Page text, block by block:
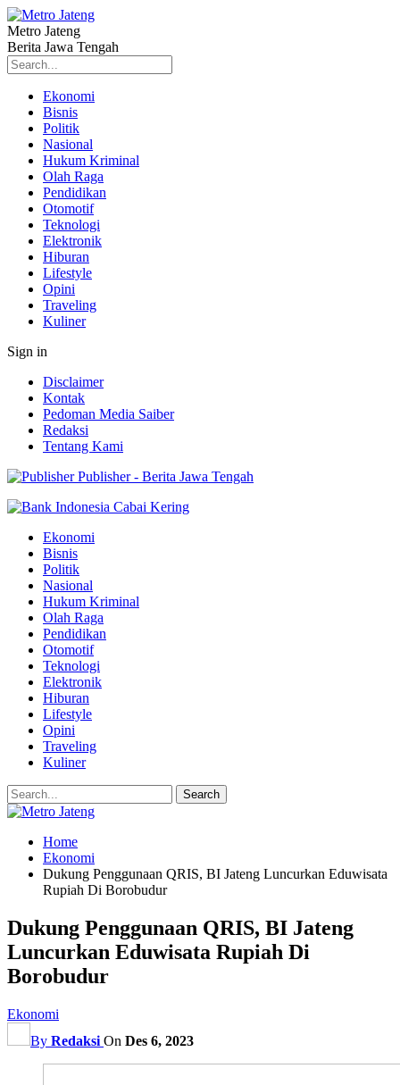
Metro Jateng
Berita Jawa Tengah
Ekonomi
Bisnis
Politik
Nasional
Hukum Kriminal
Olah Raga
Pendidikan
Otomotif
Teknologi
Elektronik
Hiburan
Lifestyle
Opini
Traveling
Kuliner
Sign in
Disclaimer
Kontak
Pedoman Media Saiber
Redaksi
Tentang Kami
Publisher - Berita Jawa Tengah
Ekonomi
Bisnis
Politik
Nasional
Hukum Kriminal
Olah Raga
Pendidikan
Otomotif
Teknologi
Elektronik
Hiburan
Lifestyle
Opini
Traveling
Kuliner
Home
Ekonomi
Dukung Penggunaan QRIS, BI Jateng Luncurkan Eduwisata
Rupiah Di Borobudur
Dukung Penggunaan QRIS, BI Jateng
Luncurkan Eduwisata Rupiah Di
Borobudur
Ekonomi
By Redaksi On Des 6, 2023